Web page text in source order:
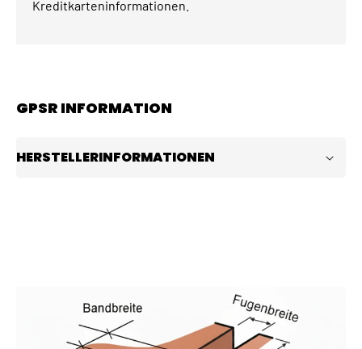
Kreditkarteninformationen.
GPSR INFORMATION
HERSTELLERINFORMATIONEN